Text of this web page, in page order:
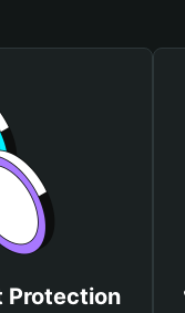
Protection